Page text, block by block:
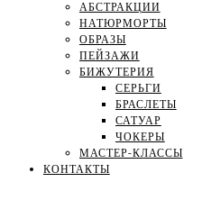
АБСТРАКЦИИ
НАТЮРМОРТЫ
ОБРАЗЫ
ПЕЙЗАЖИ
БИЖУТЕРИЯ
СЕРЬГИ
БРАСЛЕТЫ
САТУАР
ЧОКЕРЫ
МАСТЕР-КЛАССЫ
КОНТАКТЫ